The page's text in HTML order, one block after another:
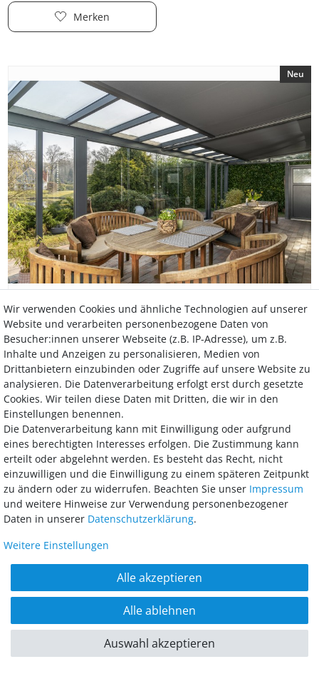
Merken
Neu
800 x 500 cm Unterdachmarkise Trend 250 SZ
zweiteilig
made in Germany
Maßanfertigungen möglich
In zwei modernen Farben erhältlich
7.189,00 € -14%
6.113,74 €
inkl. MwSt., kostenloser Versand**
Lieferzeit ca. 4-6 Wochen / auf Wunsch auch später
Merken
Wir verwenden Cookies und ähnliche Technologien auf unserer
Website und verarbeiten personenbezogene Daten von
Besucher:innen unserer Webseite (z.B. IP-Adresse), um z.B.
Inhalte und Anzeigen zu personalisieren, Medien von
Drittanbietern einzubinden oder Zugriffe auf unsere Website zu
analysieren. Die Datenverarbeitung erfolgt erst durch gesetzte
Cookies. Wir teilen diese Daten mit Dritten, die wir in den
Einstellungen benennen.
Die Datenverarbeitung kann mit Einwilligung oder aufgrund
eines berechtigten Interesses erfolgen. Die Zustimmung kann
erteilt oder abgelehnt werden. Es besteht das Recht, nicht
einzuwilligen und die Einwilligung zu einem späteren Zeitpunkt
zu ändern oder zu widerrufen. Beachten Sie unser Impressum
und weitere Hinweise zur Verwendung personenbezogener
Daten in unserer Daten­schutz­erklärung.
Weitere Einstellungen
Alle akzeptieren
Alle ablehnen
Auswahl akzeptieren